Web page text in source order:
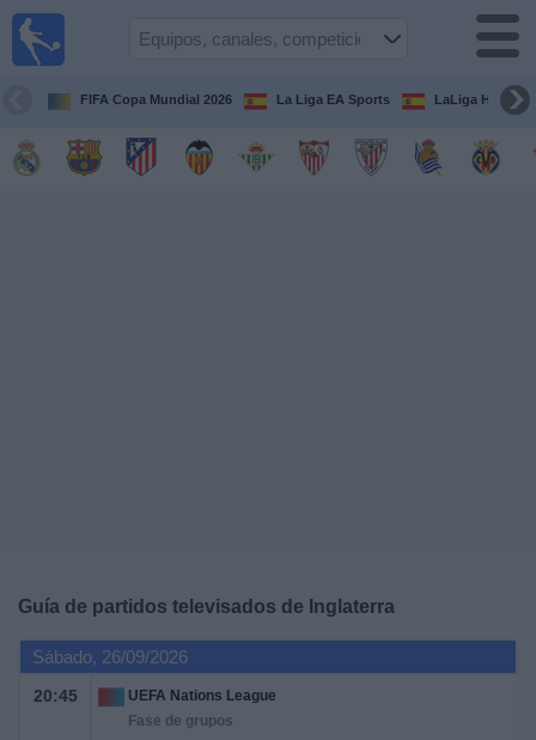
FIFA Copa Mundial 2026 La Liga EA Sports LaLiga
Guía de partidos televisados de Inglaterra
Sábado, 26/09/2026
20:45
UEFA Nations League
Fase de grupos
Guía de
Televisados
Noticias